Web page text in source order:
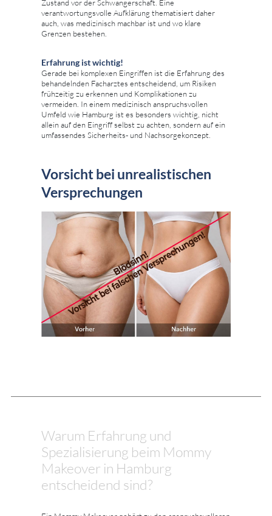
Zustand vor der Schwangerschaft. Eine
verantwortungsvolle Aufklärung thematisiert daher
auch, was medizinisch machbar ist und wo klare
Grenzen bestehen.
Erfahrung ist wichtig!
Gerade bei komplexen Eingriffen ist die Erfahrung des
behandelnden Facharztes entscheidend, um Risiken
frühzeitig zu erkennen und Komplikationen zu
vermeiden. In einem medizinisch anspruchsvollen
Umfeld wie Hamburg ist es besonders wichtig, nicht
allein auf den Eingriff selbst zu achten, sondern auf ein
umfassendes Sicherheits- und Nachsorgekonzept.
Vorsicht bei unrealistischen
Versprechungen
Warum Erfahrung und
Spezialisierung beim Mommy
Makeover in Hamburg
entscheidend sind?